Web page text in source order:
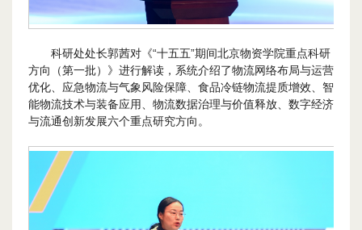
科研处处长郭茜对《“十五五”期间北京物资学院重点科研
方向（第一批）》进行解读，系统介绍了物流网络布局与运营
优化、应急物流与气象风险保障、食品冷链物流提质增效、智
能物流技术与装备应用、物流数据治理与价值释放、数字经济
与流通创新发展六个重点研究方向。